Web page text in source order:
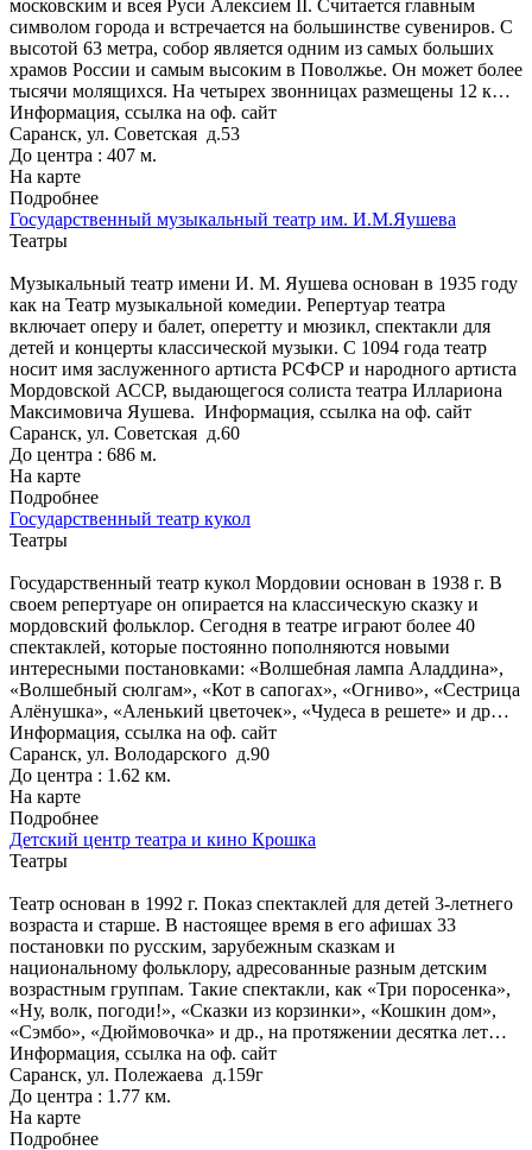
московским и всея Руси Алексием II. Считается главным
символом города и встречается на большинстве сувениров. С
высотой 63 метра, собор является одним из самых больших
храмов России и самым высоким в Поволжье. Он может более
тысячи молящихся. На четырех звонницах размещены 12 к…
Информация, ссылка на оф. сайт
Саранск, ул. Советская д.53
До центра : 407 м.
На карте
Подробнее
Государственный музыкальный театр им. И.М.Яушева
Театры
Музыкальный театр имени И. М. Яушева основан в 1935 году
как на Театр музыкальной комедии. Репертуар театра
включает оперу и балет, оперетту и мюзикл, спектакли для
детей и концерты классической музыки. С 1094 года театр
носит имя заслуженного артиста РСФСР и народного артиста
Мордовской АССР, выдающегося солиста театра Иллариона
Максимовича Яушева. Информация, ссылка на оф. сайт
Саранск, ул. Советская д.60
До центра : 686 м.
На карте
Подробнее
Государственный театр кукол
Театры
Государственный театр кукол Мордовии основан в 1938 г. В
своем репертуаре он опирается на классическую сказку и
мордовский фольклор. Сегодня в театре играют более 40
спектаклей, которые постоянно пополняются новыми
интересными постановками: «Волшебная лампа Аладдина»,
«Волшебный сюлгам», «Кот в сапогах», «Огниво», «Сестрица
Алёнушка», «Аленький цветочек», «Чудеса в решете» и др…
Информация, ссылка на оф. сайт
Саранск, ул. Володарского д.90
До центра : 1.62 км.
На карте
Подробнее
Детский центр театра и кино Крошка
Театры
Театр основан в 1992 г. Показ спектаклей для детей 3-летнего
возраста и старше. В настоящее время в его афишах 33
постановки по русским, зарубежным сказкам и
национальному фольклору, адресованные разным детским
возрастным группам. Такие спектакли, как «Три поросенка»,
«Ну, волк, погоди!», «Сказки из корзинки», «Кошкин дом»,
«Сэмбо», «Дюймовочка» и др., на протяжении десятка лет…
Информация, ссылка на оф. сайт
Саранск, ул. Полежаева д.159г
До центра : 1.77 км.
На карте
Подробнее